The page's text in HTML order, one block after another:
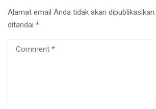
Alamat email Anda tidak akan dipublikasikan.
ditandai *